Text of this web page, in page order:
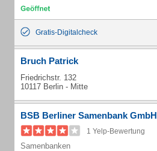
Gratis-Digitalcheck
Bruch Patrick
Friedrichstr. 132
10117 Berlin - Mitte
BSB Berliner Samenbank GmbH
1 Yelp-Bewertung
Samenbanken